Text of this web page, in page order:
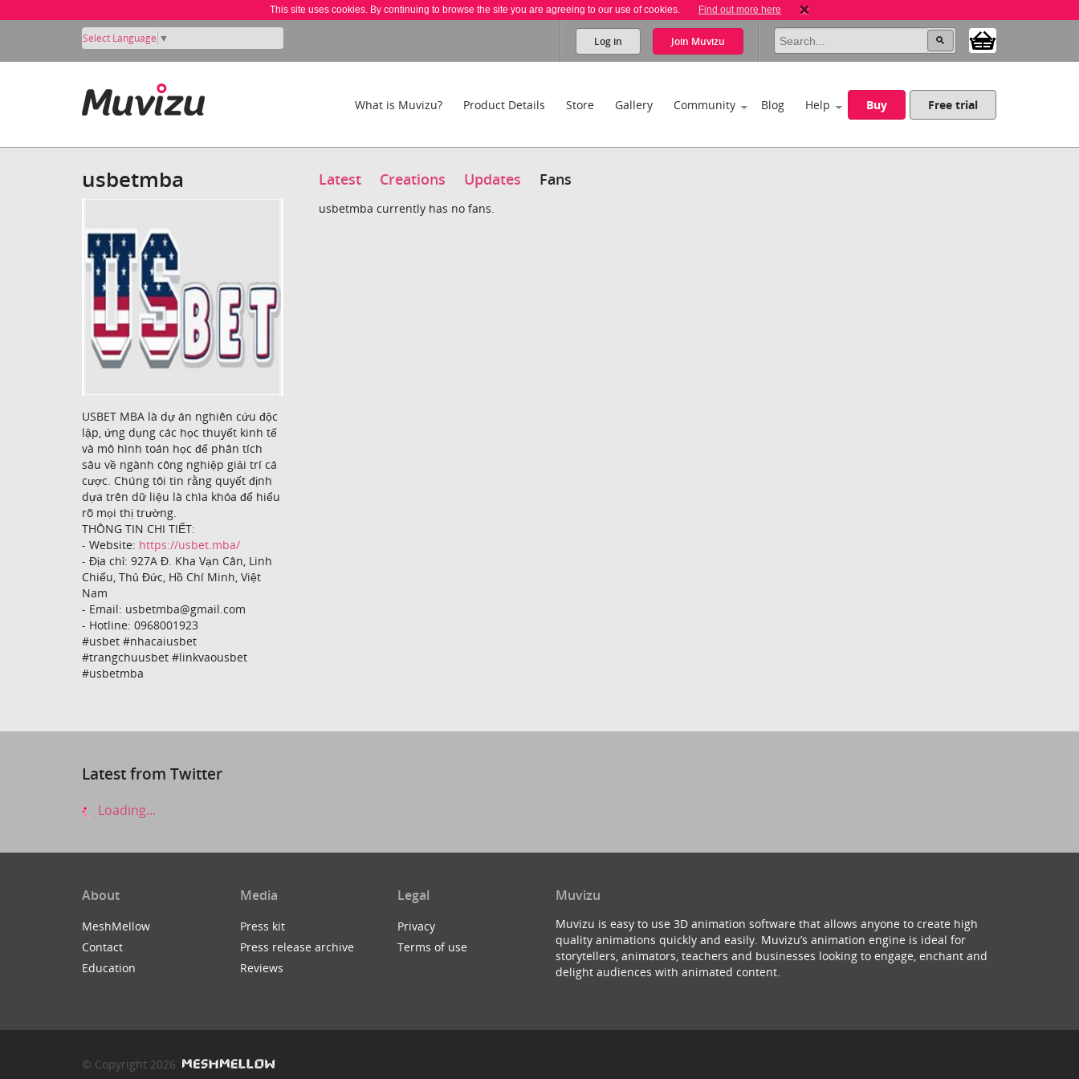
This site uses cookies. By continuing to browse the site you are agreeing to our use of cookies. Find out more here
Select Language ▼ Log in Join Muvizu
What is Muvizu? Product Details Store Gallery Community Blog Help Buy Free trial
usbetmba
USBET MBA là dự án nghiên cứu độc
lập, ứng dụng các học thuyết kinh tế
và mô hình toán học để phân tích
sâu về ngành công nghiệp giải trí cá
cược. Chúng tôi tin rằng quyết định
dựa trên dữ liệu là chìa khóa để hiểu
rõ mọi thị trường.
THÔNG TIN CHI TIẾT:
- Website: https://usbet.mba/
- Địa chỉ: 927A Đ. Kha Vạn Cân, Linh
Chiểu, Thủ Đức, Hồ Chí Minh, Việt
Nam
- Email: usbetmba@gmail.com
- Hotline: 0968001923
#usbet #nhacaiusbet
#trangchuusbet #linkvaousbet
#usbetmba
Latest Creations Updates Fans
usbetmba currently has no fans.
Latest from Twitter
Loading...
About
MeshMellow
Contact
Education
Media
Press kit
Press release archive
Reviews
Legal
Privacy
Terms of use
Muvizu
Muvizu is easy to use 3D animation software that allows anyone to create high
quality animations quickly and easily. Muvizu’s animation engine is ideal for
storytellers, animators, teachers and businesses looking to engage, enchant and
delight audiences with animated content.
© Copyright 2026